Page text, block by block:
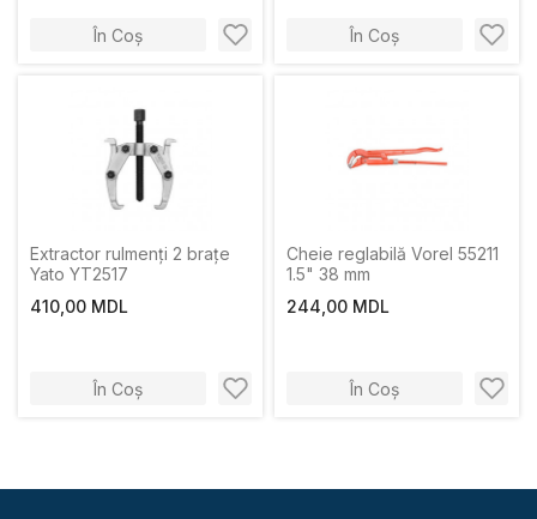
În Coș În Coș
Extractor rulmenți 2 brațe
Yato YT2517
410,00 MDL
În Coș
Cheie reglabilă Vorel 55211
1.5" 38 mm
244,00 MDL
În Coș